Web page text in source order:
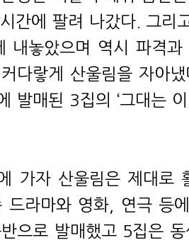
간에 팔려 나갔다. 그리
내놓았으며 역시 파격
다랗게 산울림을 자아
발매된 3집의 ‘그대는
가자 산울림은 제대로
드라마와 영화, 연극 등
으로 발매했고 5집은